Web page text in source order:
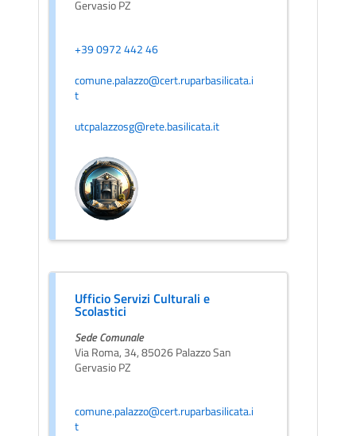
Gervasio PZ
+39 0972 442 46
comune.palazzo@cert.ruparbasilicata.i
t
utcpalazzosg@rete.basilicata.it
Ufficio Servizi Culturali e
Scolastici
Sede Comunale
Via Roma, 34, 85026 Palazzo San
Gervasio PZ
comune.palazzo@cert.ruparbasilicata.i
t